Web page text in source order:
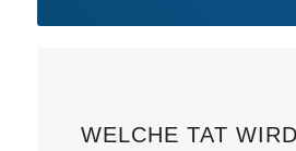
WELCHE TAT